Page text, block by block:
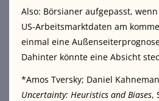
Also: Börsianer aufgepasst,
US-Arbeitsmarktdaten am
einmal eine
Dahinter könnte eine Absicht
*Amos Tversky; Daniel
Uncertainty: Heuristics and Biases,